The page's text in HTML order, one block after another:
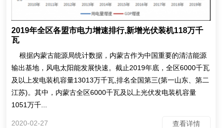
2019年全区各盟市电力增速排行,新增光伏装机118万千
瓦
根据内蒙古能源局统计数据，内蒙古作为中国重要的清洁能源
输出基地，风电太阳能发展快速。截止2019年底，全区6000千瓦
及以上发电装机容量13013万千瓦,排名全国第三(第一山东、第二
江苏)。其中，内蒙古全区6000千瓦及以上光伏发电装机容量
1051万千...
2020-02-27 查看详情